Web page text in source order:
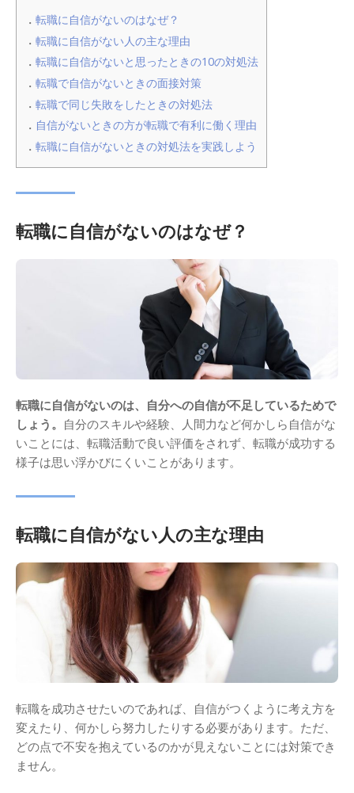
転職に自信がないのはなぜ？
転職に自信がない人の主な理由
転職に自信がないと思ったときの10の対処法
転職で自信がないときの面接対策
転職で同じ失敗をしたときの対処法
自信がないときの方が転職で有利に働く理由
転職に自信がないときの対処法を実践しよう
転職に自信がないのはなぜ？
転職に自信がないのは、自分への自信が不足しているためで
しょう。 自分のスキルや経験、人間力など何かしら自信がな
いことには、転職活動で良い評価をされず、転職が成功する
様子は思い浮かびにくいことがあります。
転職に自信がない人の主な理由
転職を成功させたいのであれば、自信がつくように考え方を
変えたり、何かしら努力したりする必要があります。ただ、
どの点で不安を抱えているのかが見えないことには対策でき
ません。